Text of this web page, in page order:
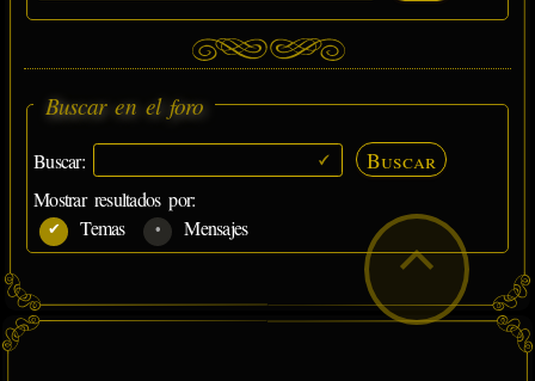
Buscar en el foro
Buscar: Buscar
Mostrar resultados por:
Temas
Mensajes